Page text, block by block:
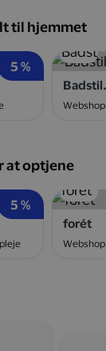
til hjemmet
5 %
Webshop
at optjene
5 %
forét
Webshop